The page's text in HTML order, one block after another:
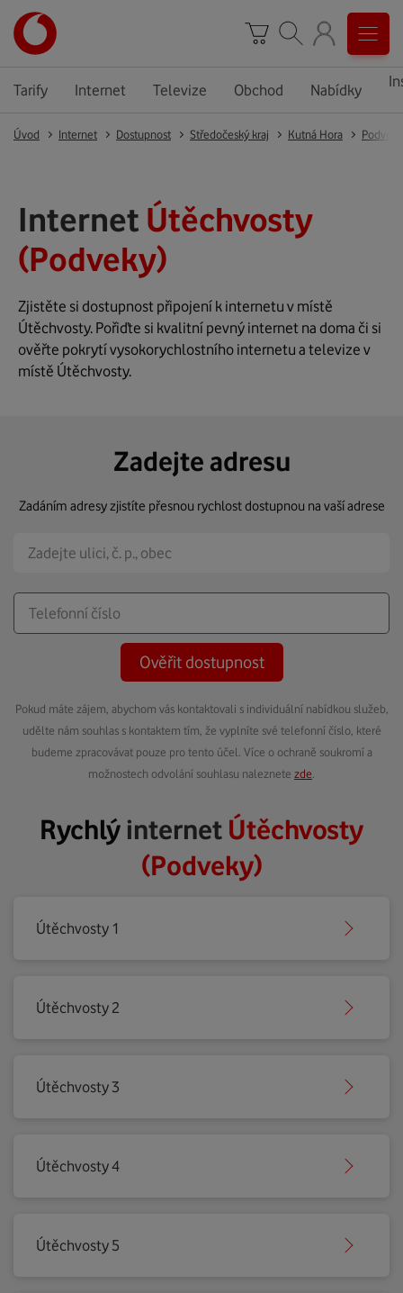
Tarify Internet Televize Obchod Nabídky
Úvod Internet Dostupnost Středočeský kraj Kutná Hora Podveky
Internet Útěchvosty
(Podveky)
Zjistěte si dostupnost připojení k internetu v místě
Útěchvosty. Pořiďte si kvalitní pevný internet na doma či si
ověřte pokrytí vysokorychlostního internetu a televize v
místě Útěchvosty.
Zadejte adresu
Zadáním adresy zjistíte přesnou rychlost dostupnou na vaší adrese
Ověřit dostupnost
Pokud máte zájem, abychom vás kontaktovali s individuální nabídkou služeb,
udělte nám souhlas s kontaktem tím, že vyplníte své telefonní číslo, které
budeme zpracovávat pouze pro tento účel. Více o ochraně soukromí a
možnostech odvolání souhlasu naleznete zde
Rychlýinternet Útěchvosty
(Podveky)
Útěchvosty 1
Útěchvosty 2
Útěchvosty 3
Útěchvosty 4
Útěchvosty 5